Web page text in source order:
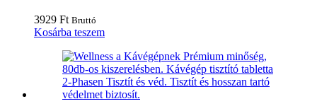
3929 Ft Bruttó
Kosárba teszem